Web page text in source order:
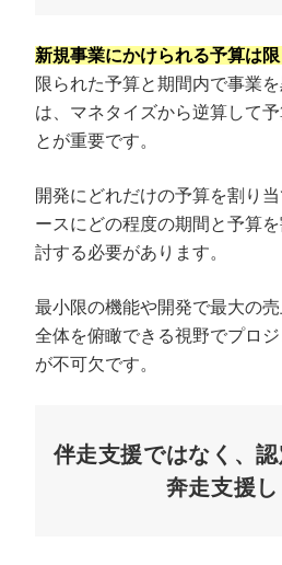
新規事業にかけられる予算は
限られた予算と期間内で事業
は、マネタイズから逆算して
とが重要です。
開発にどれだけの予算を割り
ースにどの程度の期間と予算
討する必要があります。
最小限の機能や開発で最大の売
全体を俯瞰できる視野でプロ
が不可欠です。
伴走支援ではなく、
奔走支援